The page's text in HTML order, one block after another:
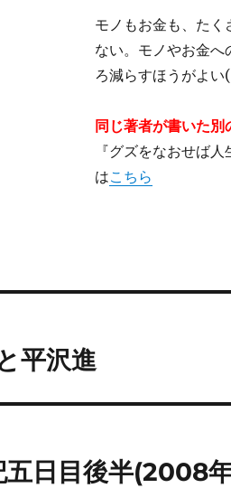
モノもお金も、た
ない。モノやお金へ
ろ減らすほうがよい
同じ著者が書いた別
『グズをなおせば
はこちら
平沢進
五日目後半(2008